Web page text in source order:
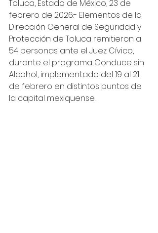
Toluca, Estado de México, 23 de
febrero de 2026.- Elementos de la
Dirección General de Seguridad y
Protección de Toluca remitieron a
54 personas ante el Juez Cívico,
durante el programa Conduce sin
Alcohol, implementado del 19 al 21
de febrero en distintos puntos de
la capital mexiquense.